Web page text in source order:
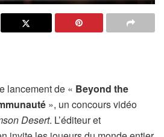
lancement de « Beyond the
», un concours vidéo
Desert. L’éditeur et